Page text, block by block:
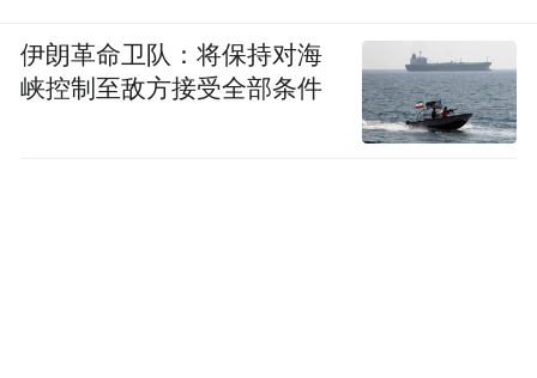
伊朗革命卫队：将保持对海
峡控制至敌方接受全部条件